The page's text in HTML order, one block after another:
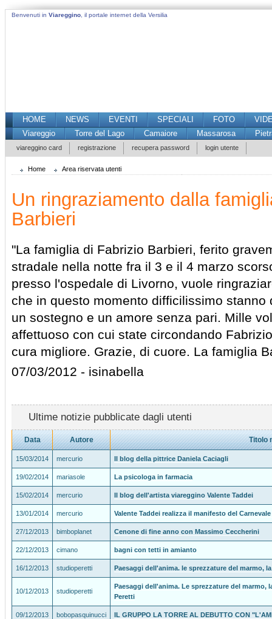
Benvenuti in Viareggino , il portale internet della Versilia
HOME NEWS EVENTI SPECIALI FOTO
Viareggio
Torre del Lago Camaiore Massarosa
viareggino card registrazione recupera password login utente
Home Area riservata utenti
Un ringraziamento dalla
Barbieri
"La famiglia di Fabrizio Barbieri, ferito
stradale nella notte fra il 3 e il 4 marzo
presso l'ospedale di Livorno, vuole
che in questo momento difficilissimo
un sostegno e un amore senza pari. Mille
affettuoso con cui state circondando
cura migliore. Grazie, di cuore. La famiglia
07/03/2012 - isinabella
Ultime notizie pubblicate dagli utenti
Data Autore Titolo
15/03/2014 mercurio Il blog della pittrice Daniela Caciagli
19/02/2014 mariasole La psicologa in farmacia
15/02/2014 mercurio Il blog dell'artista viareggino Valente Taddei
13/01/2014 mercurio Valente Taddei realizza il manifesto del
27/12/2013 bimboplanet Cenone di fine anno con Massimo Ceccherini
22/12/2013 cimano bagni con tetti in amianto
16/12/2013 studioperetti Paesaggi dell'anima. le sprezzature del marmo,
10/12/2013 studioperetti
Paesaggi dell'anima. Le sprezzature del marmo,
Peretti
09/12/2013 bobopasquinucci IL GRUPPO LA TORRE AL DEBUTTO CON